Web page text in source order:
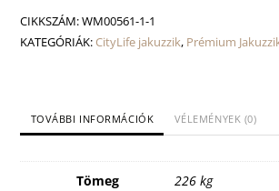
mennyiség
CIKKSZÁM:WM00561-1-1
KATEGÓRIÁK:CityLife jakuzzik, Prémium
TOVÁBBI INFORMÁCIÓK VÉLEMÉNYEK (0)
Tömeg 226 kg